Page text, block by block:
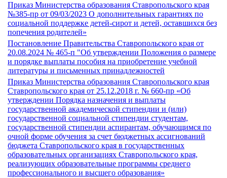
Приказ Министерства образования Ставропольского края
№385-пр от 09/03/2023 О дополнительных гарантиях по
социальной поддержке детей-сирот и детей, оставшихся без
попечения родителей»
Постановление Правительства Ставропольского края от
20.08.2024 № 465-п "Об утверждении Положения о размере
и порядке выплаты пособия на приобретение учебной
литературы и письменных принадлежностей
Приказ Министерства образования Ставропольского края
Ставропольского края от 25.12.2018 г. № 660-пр «Об
утверждении Порядка назначения и выплаты
государственной академической стипендии и (или)
государственной социальной стипендии студентам,
государственной стипендии аспирантам, обучающимся по
очной форме обучения за счет бюджетных ассигнований
бюджета Ставропольского края в государственных
образовательных организациях Ставропольского края,
реализующих образовательные программы среднего
профессионального и высшего образования»